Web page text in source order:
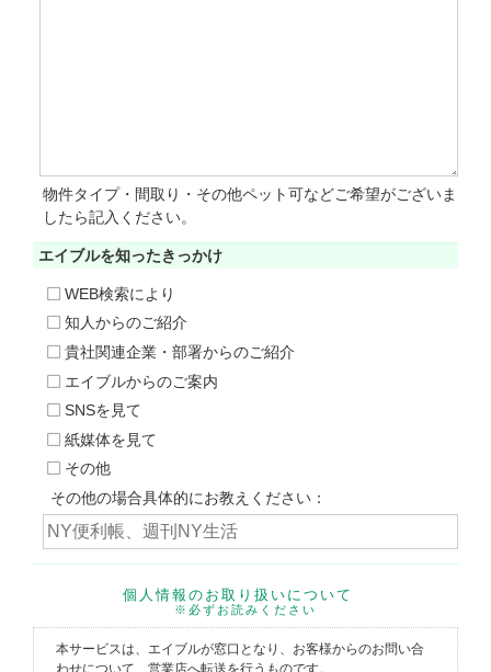
物件タイプ・間取り・その他ペット可などご希望がございま
したら記入ください。
エイブルを知ったきっかけ
WEB検索により
知人からのご紹介
貴社関連企業・部署からのご紹介
エイブルからのご案内
SNSを見て
紙媒体を見て
その他
その他の場合具体的にお教えください：
個人情報のお取り扱いについて
※必ずお読みください
本サービスは、エイブルが窓口となり、お客様からのお問い合
わせについて、営業店へ転送を行うものです。